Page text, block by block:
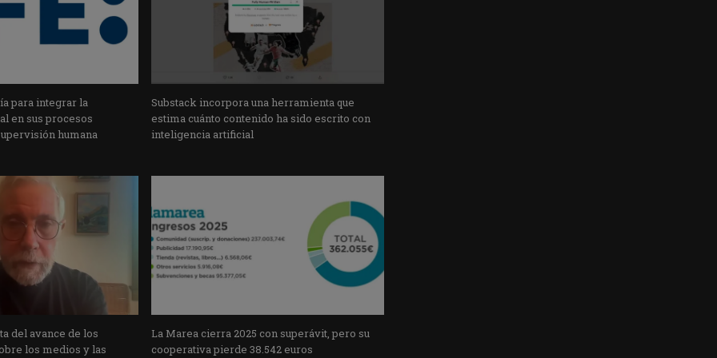
para integrar la
en sus procesos
humana
Substack incorpora una herramienta que
estima cuánto contenido ha sido escrito con
inteligencia artificial
del avance de los
los medios y las
La Marea cierra 2025 con superávit, pero su
cooperativa pierde 38.542 euros